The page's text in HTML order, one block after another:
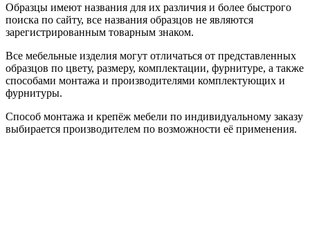
Образцы имеют названия для их различия и более быстрого
поиска по сайту, все названия образцов не являются
зарегистрированным товарным знаком.
Все мебельные изделия могут отличаться от представленных
образцов по цвету, размеру, комплектации, фурнитуре, а также
способами монтажа и производителями комплектующих и
фурнитуры.
Способ монтажа и крепёж мебели по индивидуальному заказу
выбирается производителем по возможности её применения.